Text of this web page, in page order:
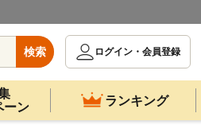
検索
ログイン・会員登録
ーン
ランキング